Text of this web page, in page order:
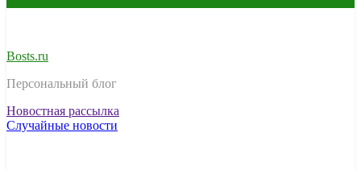
Bosts.ru
Персональный блог
Новостная рассылка
Случайные новости